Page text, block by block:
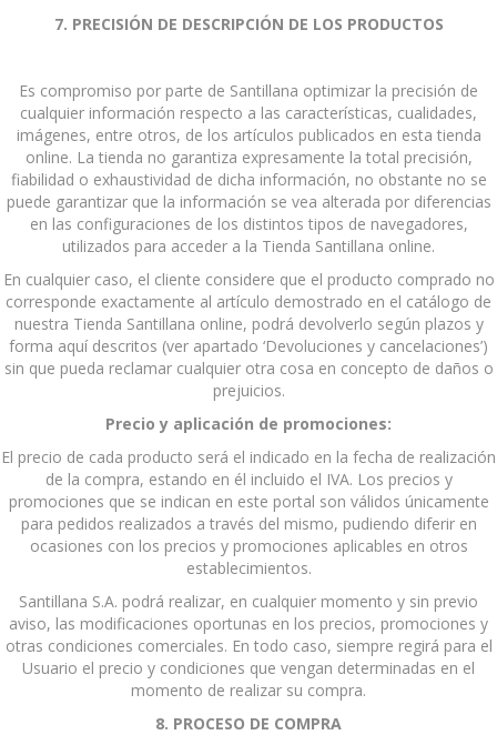
7. PRECISIÓN DE DESCRIPCIÓN DE LOS PRODUCTOS
Es compromiso por parte de Santillana optimizar la precisión de
cualquier información respecto a las características, cualidades,
imágenes, entre otros, de los artículos publicados en esta tienda
online. La tienda no garantiza expresamente la total precisión,
fiabilidad o exhaustividad de dicha información, no obstante no se
puede garantizar que la información se vea alterada por diferencias
en las configuraciones de los distintos tipos de navegadores,
utilizados para acceder a la Tienda Santillana online.
En cualquier caso, el cliente considere que el producto comprado no
corresponde exactamente al artículo demostrado en el catálogo de
nuestra Tienda Santillana online, podrá devolverlo según plazos y
forma aquí descritos (ver apartado ‘Devoluciones y cancelaciones’)
sin que pueda reclamar cualquier otra cosa en concepto de daños o
prejuicios.
Precio y aplicación de promociones:
El precio de cada producto será el indicado en la fecha de realización
de la compra, estando en él incluido el IVA. Los precios y
promociones que se indican en este portal son válidos únicamente
para pedidos realizados a través del mismo, pudiendo diferir en
ocasiones con los precios y promociones aplicables en otros
establecimientos.
Santillana S.A. podrá realizar, en cualquier momento y sin previo
aviso, las modificaciones oportunas en los precios, promociones y
otras condiciones comerciales. En todo caso, siempre regirá para el
Usuario el precio y condiciones que vengan determinadas en el
momento de realizar su compra.
8. PROCESO DE COMPRA